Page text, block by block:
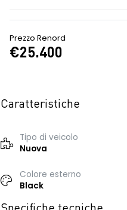
Prezzo Renord
€25.400
Caratteristiche
Tipo di veicolo
Nuova
Colore esterno
Black